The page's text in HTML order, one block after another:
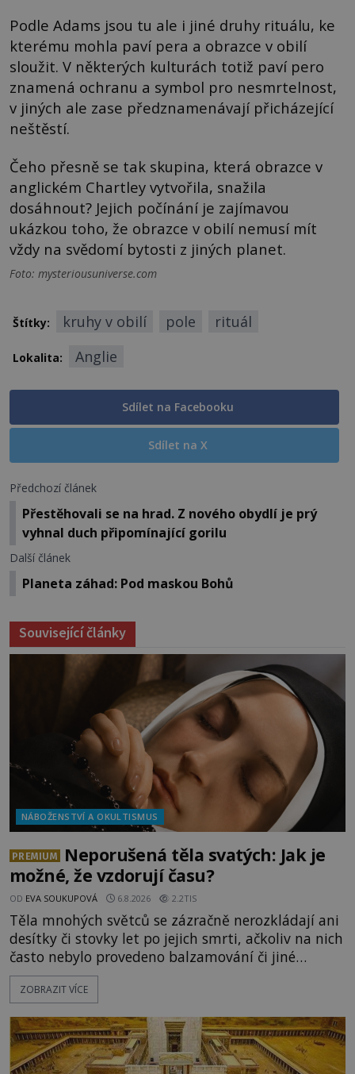
Podle Adams jsou tu ale i jiné druhy rituálu, ke
kterému mohla paví pera a obrazce v obilí
sloužit. V některých kulturách totiž paví pero
znamená ochranu a symbol pro nesmrtelnost,
v jiných ale zase předznamenávají přicházející
neštěstí.
Čeho přesně se tak skupina, která obrazce v
anglickém Chartley vytvořila, snažila
dosáhnout? Jejich počínání je zajímavou
ukázkou toho, že obrazce v obilí nemusí mít
vždy na svědomí bytosti z jiných planet.
Foto: mysteriousuniverse.com
Štítky: kruhy v obilí pole rituál
Lokalita: Anglie
Sdílet na Facebooku
Sdílet na X
Předchozí článek
Přestěhovali se na hrad. Z nového obydlí je prý
vyhnal duch připomínající gorilu
Další článek
Planeta záhad: Pod maskou Bohů
Související články
NÁBOŽENSTVÍ A OKULTISMUS
PREMIUM
Neporušená těla svatých: Jak je
možné, že vzdorují času?
OD EVA SOUKUPOVÁ 6.8.2026 2.2TIS
Těla mnohých světců se zázračně nerozkládají ani
desítky či stovky let po jejich smrti, ačkoliv na nich
často nebylo provedeno balzamování či jiné
pokusy o konzervaci. Neporušené ostatky bývají
považovány za důkaz svatosti zemřelých. Jaké
osobností ochraňují? Na hřbitově u kláštera
Milosrdných
ZOBRAZIT VÍCE